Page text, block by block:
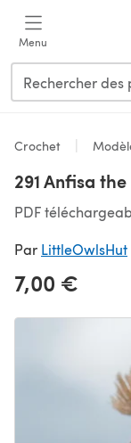
Menu
Crochet
291 Anfisa
PDF
Par LittleOwlsHut
7,00 €